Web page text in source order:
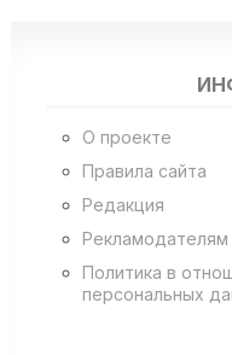
О проекте
Правила сайта
Редакция
Рекламодателям
Политика в
персональных